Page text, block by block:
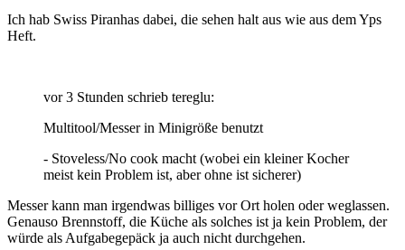
Ich hab Swiss Piranhas dabei, die sehen halt aus wie aus dem Yps
Heft.
vor 3 Stunden schrieb tereglu:
Multitool/Messer in Minigröße benutzt
- Stoveless/No cook macht (wobei ein kleiner Kocher
meist kein Problem ist, aber ohne ist sicherer)
Messer kann man irgendwas billiges vor Ort holen oder weglassen.
Genauso Brennstoff, die Küche als solches ist ja kein Problem, der
würde als Aufgabegepäck ja auch nicht durchgehen.